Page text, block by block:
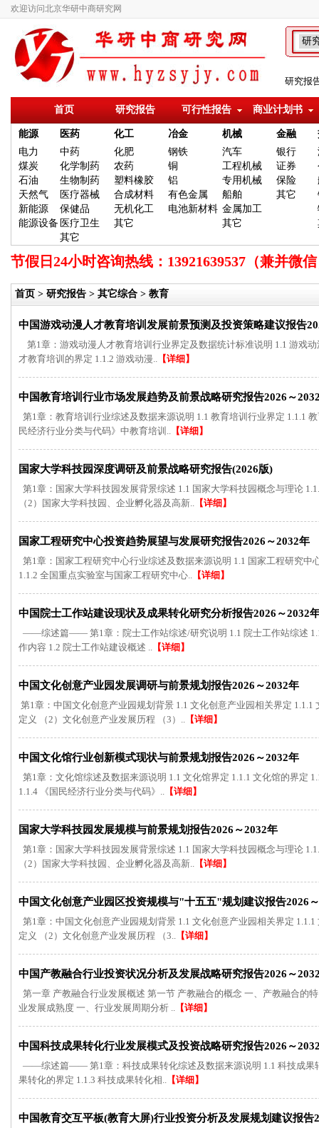
欢迎访问北京华研中商研究网
研究报
首页 研究报告 可行性报告 商业计划书
能源 医药 化工 冶金 机械 金融
电力
煤炭
石油
天然气
新能源
能源设备
中药
化学制药
生物制药
医疗器械
保健品
医疗卫生
其它
化肥
农药
塑料橡胶
合成材料
无机化工
其它
钢铁
铜
铝
有色金属
电池新材料
汽车
工程机械
专用机械
船舶
金属加工
其它
银行
证券
保险
其它
节假日24小时咨询热线：13921639537（兼并微
首页 > 研究报告 > 其它综合 > 教育
中国游戏动漫人才教育培训发展前景预测及投资策略建议报告
第1章：游戏动漫人才教育培训行业界定及数据统计标准说明 1.1 游戏
才教育培训的界定 1.1.2 游戏动漫.. 【详细】
中国教育培训行业市场发展趋势及前景战略研究报告2026～
第1章：教育培训行业综述及数据来源说明 1.1 教育培训行业界定 1.1.1
民经济行业分类与代码》中教育培训.. 【详细】
国家大学科技园深度调研及前景战略研究报告(2026版)
第1章：国家大学科技园发展背景综述 1.1 国家大学科技园概念与理论
（2）国家大学科技园、企业孵化器及高新.. 【详细】
国家工程研究中心投资趋势展望与发展研究报告2026～2032年
第1章：国家工程研究中心行业综述及数据来源说明 1.1 国家工程研究中
1.1.2 全国重点实验室与国家工程研究中心.. 【详细】
中国院士工作站建设现状及成果转化研究分析报告2026～2032
——综述篇—— 第1章：院士工作站综述/研究说明 1.1 院士工作站综述
作内容 1.2 院士工作站建设概述 .. 【详细】
中国文化创意产业园发展调研与前景规划报告2026～2032年
第1章：中国文化创意产业园规划背景 1.1 文化创意产业园相关界定
定义 （2）文化创意产业发展历程 （3）.. 【详细】
中国文化馆行业创新模式现状与前景规划报告2026～2032年
第1章：文化馆综述及数据来源说明 1.1 文化馆界定 1.1.1 文化馆的界定
1.1.4 《国民经济行业分类与代码》.. 【详细】
国家大学科技园发展规模与前景规划报告2026～2032年
第1章：国家大学科技园发展背景综述 1.1 国家大学科技园概念与理论
（2）国家大学科技园、企业孵化器及高新.. 【详细】
中国文化创意产业园区投资规模与"十五五"规划建议报告2026
第1章：中国文化创意产业园规划背景 1.1 文化创意产业园相关界定
定义 （2）文化创意产业发展历程 （3.. 【详细】
中国产教融合行业投资状况分析及发展战略研究报告2026～
第一章 产教融合行业发展概述 第一节 产教融合的概念 一、产教融合的
业发展成熟度 一、行业发展周期分析 .. 【详细】
中国科技成果转化行业发展模式及投资战略研究报告2026～
——综述篇—— 第1章：科技成果转化综述及数据来源说明 1.1 科技成果
果转化的界定 1.1.3 科技成果转化相.. 【详细】
中国教育交互平板(教育大屏)行业投资分析及发展规划建议报告